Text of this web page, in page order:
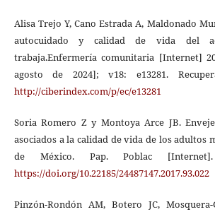
Alisa Trejo Y, Cano Estrada A, Maldonado
autocuidado y calidad de vida del
trabaja.Enfermería comunitaria [Internet]
agosto de 2024]; v18: e13281.
http://ciberindex.com/p/ec/e13281
Soria Romero Z y Montoya Arce JB.
asociados a la calidad de vida de los adultos
de México. Pap. Poblac [Internet].
https://doi.org/10.22185/24487147.2017.93.022
Pinzón-Rondón AM, Botero JC,